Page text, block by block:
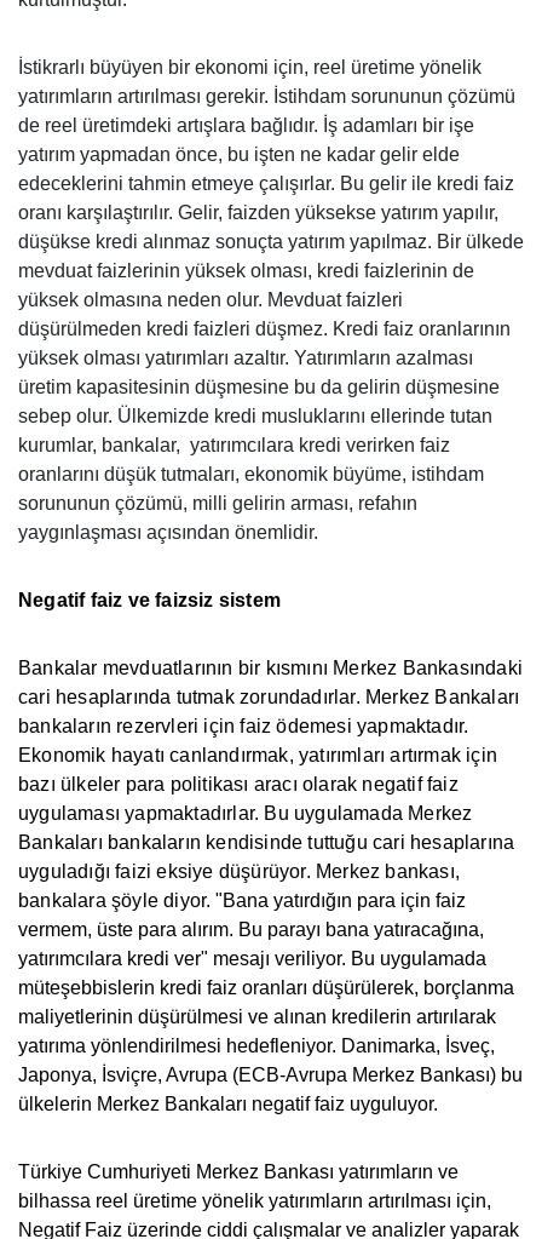
İstikrarlı büyüyen bir ekonomi için, reel üretime yönelik
yatırımların artırılması gerekir. İstihdam sorununun çözümü
de reel üretimdeki artışlara bağlıdır. İş adamları bir işe
yatırım yapmadan önce, bu işten ne kadar gelir elde
edeceklerini tahmin etmeye çalışırlar. Bu gelir ile kredi faiz
oranı karşılaştırılır. Gelir, faizden yüksekse yatırım yapılır,
düşükse kredi alınmaz sonuçta yatırım yapılmaz. Bir ülkede
mevduat faizlerinin yüksek olması, kredi faizlerinin de
yüksek olmasına neden olur. Mevduat faizleri
düşürülmeden kredi faizleri düşmez. Kredi faiz oranlarının
yüksek olması yatırımları azaltır. Yatırımların azalması
üretim kapasitesinin düşmesine bu da gelirin düşmesine
sebep olur. Ülkemizde kredi musluklarını ellerinde tutan
kurumlar, bankalar, yatırımcılara kredi verirken faiz
oranlarını düşük tutmaları, ekonomik büyüme, istihdam
sorununun çözümü, milli gelirin arması, refahın
yaygınlaşması açısından önemlidir.
Negatif faiz ve faizsiz sistem
Bankalar mevduatlarının bir kısmını Merkez Bankasındaki
cari hesaplarında tutmak zorundadırlar. Merkez Bankaları
bankaların rezervleri için faiz ödemesi yapmaktadır.
Ekonomik hayatı canlandırmak, yatırımları artırmak için
bazı ülkeler para politikası aracı olarak negatif faiz
uygulaması yapmaktadırlar. Bu uygulamada Merkez
Bankaları bankaların kendisinde tuttuğu cari hesaplarına
uyguladığı faizi eksiye düşürüyor. Merkez bankası,
bankalara şöyle diyor. "Bana yatırdığın para için faiz
vermem, üste para alırım. Bu parayı bana yatıracağına,
yatırımcılara kredi ver" mesajı veriliyor. Bu uygulamada
müteşebbislerin kredi faiz oranları düşürülerek, borçlanma
maliyetlerinin düşürülmesi ve alınan kredilerin artırılarak
yatırıma yönlendirilmesi hedefleniyor. Danimarka, İsveç,
Japonya, İsviçre, Avrupa (ECB-Avrupa Merkez Bankası) bu
ülkelerin Merkez Bankaları negatif faiz uyguluyor.
Türkiye Cumhuriyeti Merkez Bankası yatırımların ve
bilhassa reel üretime yönelik yatırımların artırılması için,
Negatif Faiz üzerinde ciddi çalışmalar ve analizler yaparak